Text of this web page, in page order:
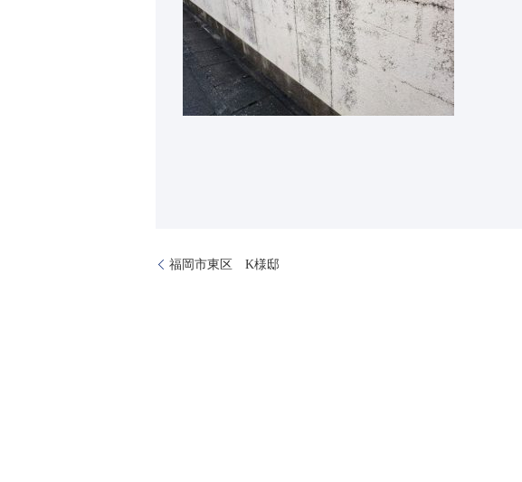
福岡市東区 K様邸